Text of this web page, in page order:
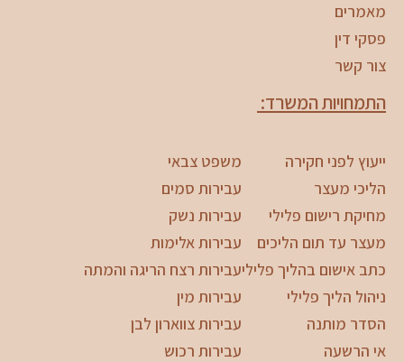
מאמרים
פסקי דין
צור קשר
התמחויות המשרד:
ייעוץ לפני חקירה
הליכי מעצר
מחיקת רישום פלילי
מעצר עד תום הליכים
כתב אישום בהליך פלילי
ניהול הליך פלילי
הסדר מותנה
אי הרשעה
משפט צבאי
עבירות סמים
עבירות נשק
עבירות אלימות
עבירות רצח הריגה והמתה
עבירות מין
עבירות צווארון לבן
עבירות רכוש